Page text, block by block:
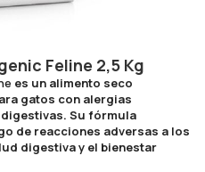
Feline 2,5 Kg
es un alimento seco
gatos con alergias
Su fórmula
de reacciones adversas a los
digestiva y el bienestar